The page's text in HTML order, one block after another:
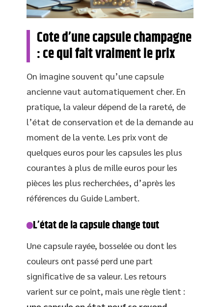
Cote d’une capsule champagne
: ce qui fait vraiment le prix
On imagine souvent qu’une capsule
ancienne vaut automatiquement cher. En
pratique, la valeur dépend de la rareté, de
l’état de conservation et de la demande au
moment de la vente. Les prix vont de
quelques euros pour les capsules les plus
courantes à plus de mille euros pour les
pièces les plus recherchées, d’après les
références du Guide Lambert.
L’état de la capsule change tout
Une capsule rayée, bosselée ou dont les
couleurs ont passé perd une part
significative de sa valeur. Les retours
varient sur ce point, mais une règle tient :